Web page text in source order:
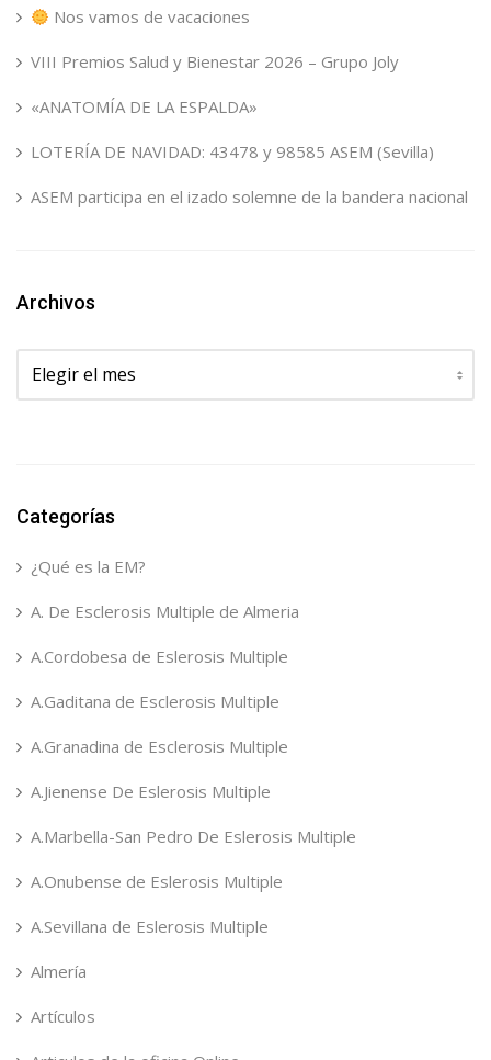
Nos vamos de vacaciones
VIII Premios Salud y Bienestar 2026 – Grupo Joly
«ANATOMÍA DE LA ESPALDA»
LOTERÍA DE NAVIDAD: 43478 y 98585 ASEM (Sevilla)
ASEM participa en el izado solemne de la bandera nacional
Archivos
Archivos
Categorías
¿Qué es la EM?
A. De Esclerosis Multiple de Almeria
A.Cordobesa de Eslerosis Multiple
A.Gaditana de Esclerosis Multiple
A.Granadina de Esclerosis Multiple
A.Jienense De Eslerosis Multiple
A.Marbella-San Pedro De Eslerosis Multiple
A.Onubense de Eslerosis Multiple
A.Sevillana de Eslerosis Multiple
Almería
Artículos